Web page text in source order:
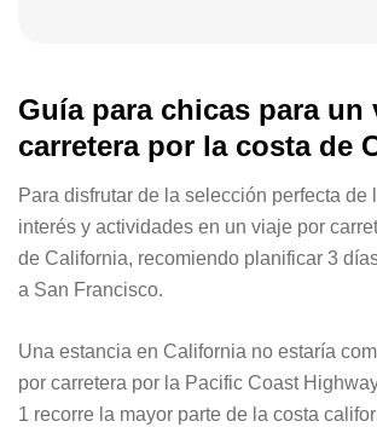
Guía para chicas para un
carretera por la costa de
Para disfrutar de la selección perfecta de
interés y actividades en un viaje por
de California, recomiendo planificar 3
a San Francisco.
Una estancia en California no estaría
por carretera por la Pacific Coast
1 recorre la mayor parte de la costa